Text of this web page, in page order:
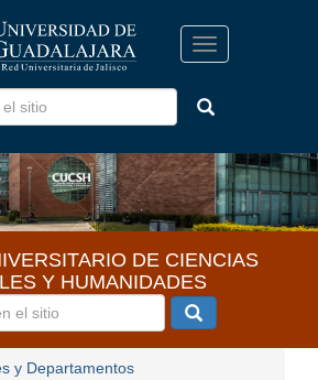
Toggle
navigation
DE CIENCIAS
Y HUMANIDADES
y Departamentos